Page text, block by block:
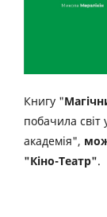
Книгу "
побачила
академія",
"Кіно-Театр".